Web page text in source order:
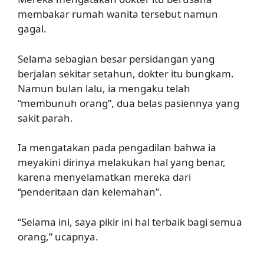
membakar rumah wanita tersebut namun
gagal.
Selama sebagian besar persidangan yang
berjalan sekitar setahun, dokter itu bungkam.
Namun bulan lalu, ia mengaku telah
“membunuh orang”, dua belas pasiennya yang
sakit parah.
Ia mengatakan pada pengadilan bahwa ia
meyakini dirinya melakukan hal yang benar,
karena menyelamatkan mereka dari
“penderitaan dan kelemahan”.
“Selama ini, saya pikir ini hal terbaik bagi semua
orang,” ucapnya.